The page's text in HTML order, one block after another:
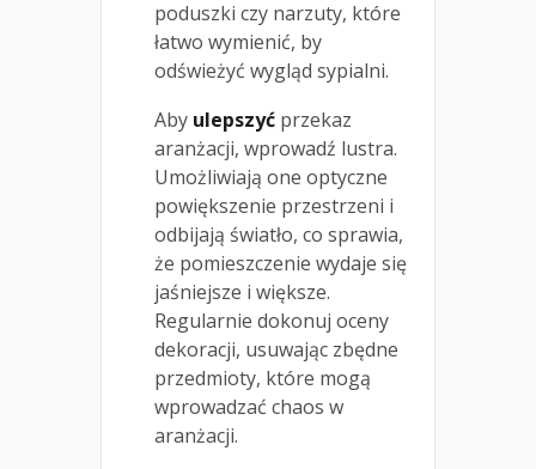
poduszki czy narzuty, które
łatwo wymienić, by
odświeżyć wygląd sypialni.
Aby ulepszyć przekaz
aranżacji, wprowadź lustra.
Umożliwiają one optyczne
powiększenie przestrzeni i
odbijają światło, co sprawia,
że pomieszczenie wydaje się
jaśniejsze i większe.
Regularnie dokonuj oceny
dekoracji, usuwając zbędne
przedmioty, które mogą
wprowadzać chaos w
aranżacji.